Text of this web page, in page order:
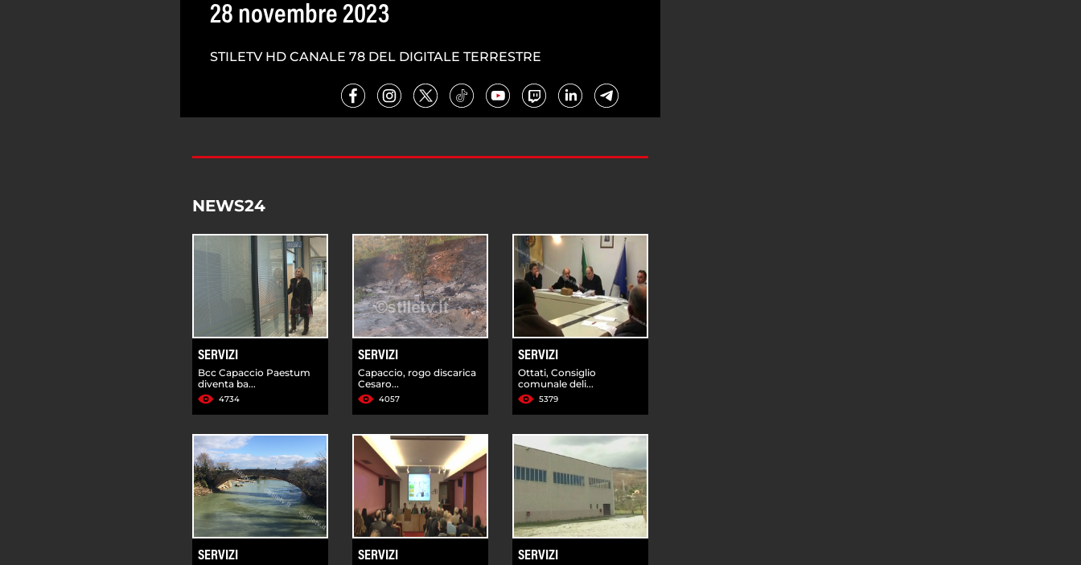
28 novembre 2023
STILETV HD CANALE 78 DEL DIGITALE TERRESTRE
NEWS24
SERVIZI
Bcc Capaccio Paestum
diventa ba...
4734
SERVIZI
Capaccio, rogo discarica
Cesaro...
4057
SERVIZI
Ottati, Consiglio
comunale deli...
5379
SERVIZI SERVIZI SERVIZI